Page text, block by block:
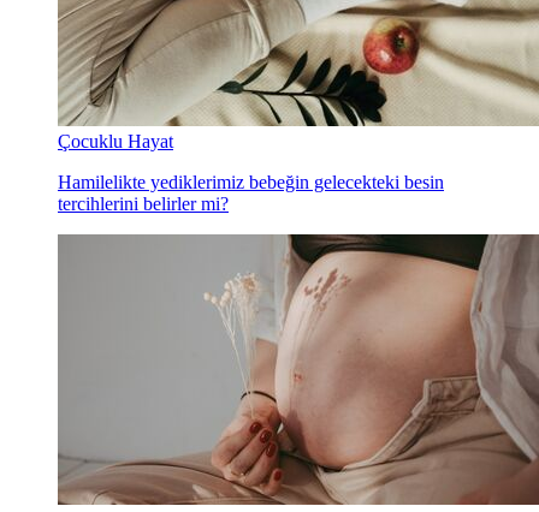
Çocuklu Hayat
Hamilelikte yediklerimiz bebeğin gelecekteki besin
tercihlerini belirler mi?